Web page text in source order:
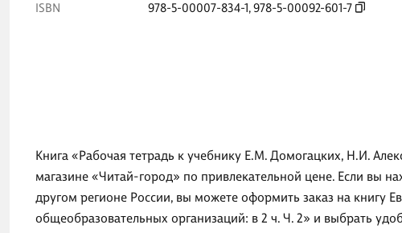
ISBN
978-5-00007-834-1,978-5-00092-601-7
Книга «Рабочая тетрадь к учебнику Е.М. Домогацких, Н.И.
магазине «Читай-город» по привлекательной цене. Если вы
другом регионе России, вы можете оформить заказ на книгу
общеобразовательных организаций: в 2 ч. Ч. 2» и выбрать